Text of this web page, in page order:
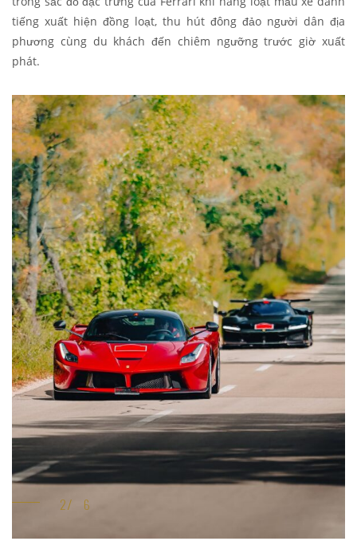
tiếng xuất hiện đồng loạt, thu hút đông đảo người dân địa
phương cùng du khách đến chiêm ngưỡng trước giờ xuất
phát.